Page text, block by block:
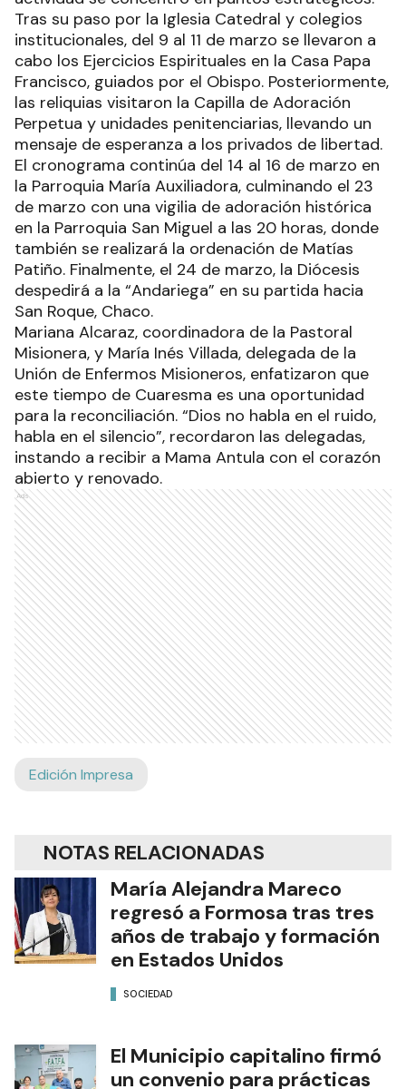
Tras su paso por la Iglesia Catedral y colegios
institucionales, del 9 al 11 de marzo se llevaron a
cabo los Ejercicios Espirituales en la Casa Papa
Francisco, guiados por el Obispo. Posteriormente,
las reliquias visitaron la Capilla de Adoración
Perpetua y unidades penitenciarias, llevando un
mensaje de esperanza a los privados de libertad.
El cronograma continúa del 14 al 16 de marzo en
la Parroquia María Auxiliadora, culminando el 23
de marzo con una vigilia de adoración histórica
en la Parroquia San Miguel a las 20 horas, donde
también se realizará la ordenación de Matías
Patiño. Finalmente, el 24 de marzo, la Diócesis
despedirá a la “Andariega” en su partida hacia
San Roque, Chaco.
Mariana Alcaraz, coordinadora de la Pastoral
Misionera, y María Inés Villada, delegada de la
Unión de Enfermos Misioneros, enfatizaron que
este tiempo de Cuaresma es una oportunidad
para la reconciliación. “Dios no habla en el ruido,
habla en el silencio”, recordaron las delegadas,
instando a recibir a Mama Antula con el corazón
abierto y renovado.
Ads
Edición Impresa
NOTAS RELACIONADAS
María Alejandra Mareco
regresó a Formosa tras tres
años de trabajo y formación
en Estados Unidos
SOCIEDAD
El Municipio capitalino firmó
un convenio para prácticas